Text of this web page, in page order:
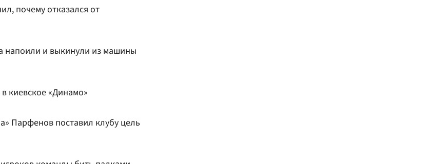
почему отказался от
напоили и выкинули из машины
киевское «Динамо»
Парфенов поставил клубу цель